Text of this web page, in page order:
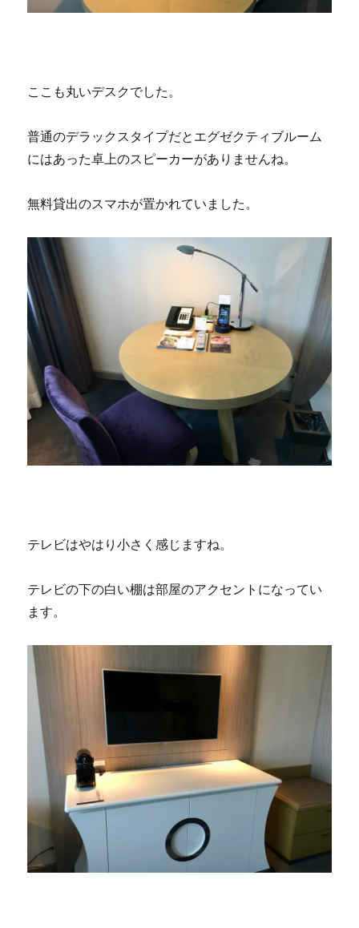
ここも丸いデスクでした。
普通のデラックスタイプだとエグゼクティブルーム
にはあった卓上のスピーカーがありませんね。
無料貸出のスマホが置かれていました。
テレビはやはり小さく感じますね。
テレビの下の白い棚は部屋のアクセントになってい
ます。